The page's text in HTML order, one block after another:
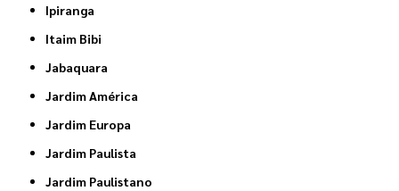
Ipiranga
Itaim Bibi
Jabaquara
Jardim América
Jardim Europa
Jardim Paulista
Jardim Paulistano